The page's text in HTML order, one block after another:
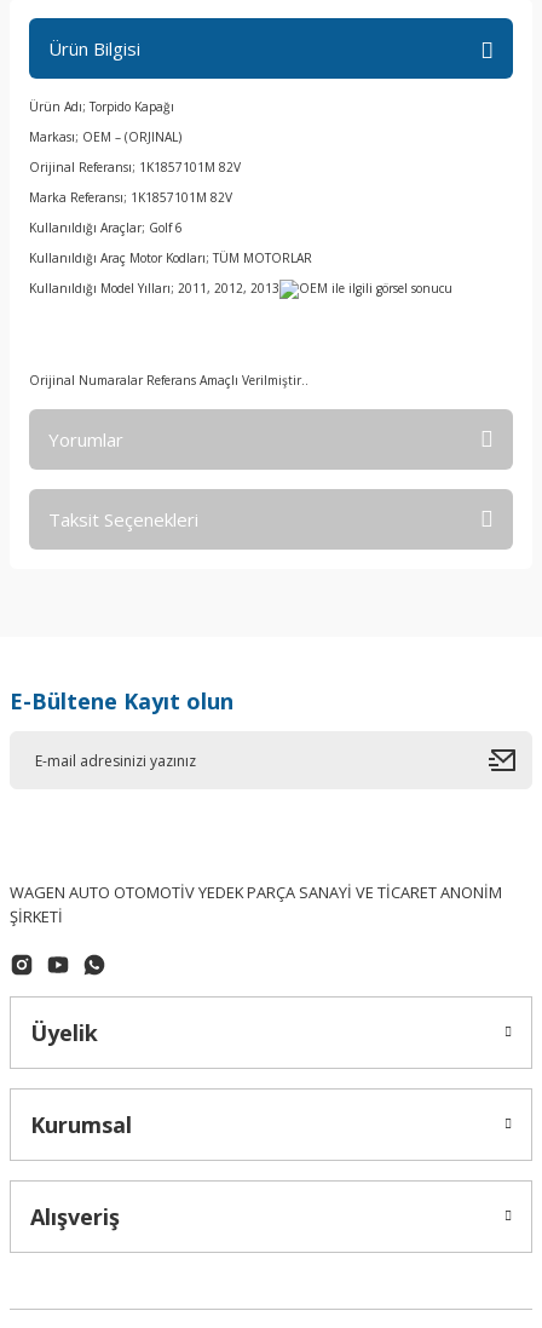
Ürün Bilgisi
Ürün Adı; Torpido Kapağı
Markası; OEM – (ORJINAL)
Orijinal Referansı; 1K1857101M 82V
Marka Referansı; 1K1857101M 82V
Kullanıldığı Araçlar; Golf 6
Kullanıldığı Araç Motor Kodları; TÜM MOTORLAR
Kullanıldığı Model Yılları; 2011, 2012, 2013
Orijinal Numaralar Referans Amaçlı Verilmiştir..
Yorumlar
Taksit Seçenekleri
E-Bültene Kayıt olun
WAGEN AUTO OTOMOTİV YEDEK PARÇA SANAYİ VE TİCARET ANONİM
ŞİRKETİ
Üyelik
Kurumsal
Alışveriş